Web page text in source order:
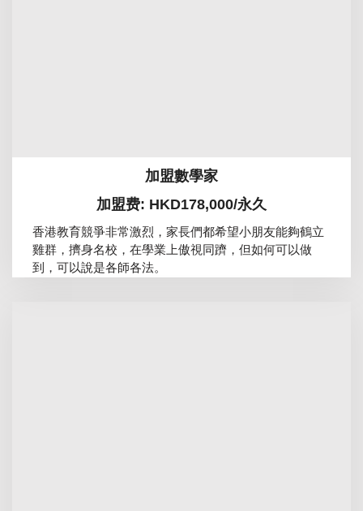
加盟數學家
加盟费: HKD178,000/永久
香港教育競爭非常激烈，家長們都希望小朋友能夠鶴立
雞群，擠身名校，在學業上傲視同躋，但如何可以做
到，可以說是各師各法。